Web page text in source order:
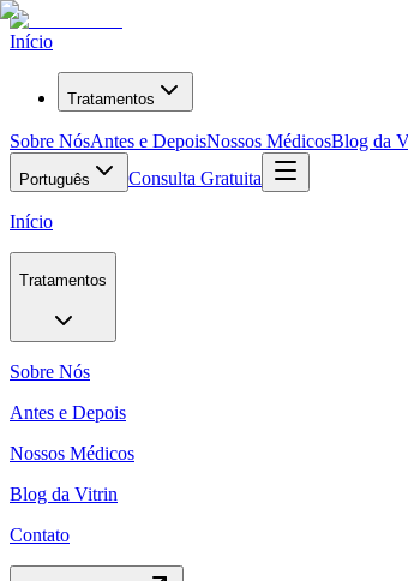
Início
Tratamentos
Sobre NósAntes e DepoisNossos MédicosBlog da
Português Consulta Gratuita
Início
Tratamentos
Sobre Nós
Antes e Depois
Nossos Médicos
Blog da Vitrin
Contato